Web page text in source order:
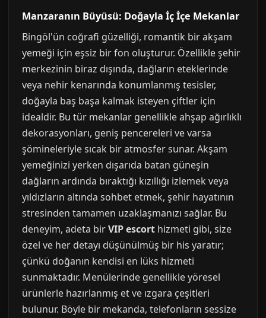
Manzaranın Büyüsü: Doğayla İç İçe Mekanlar
Bingöl'ün coğrafi güzelliği, romantik bir akşam
yemeği için eşsiz bir fon oluşturur. Özellikle şehir
merkezinin biraz dışında, dağların eteklerinde
veya nehir kenarında konumlanmış tesisler,
doğayla baş başa kalmak isteyen çiftler için
idealdir. Bu tür mekanlar genellikle ahşap ağırlıklı
dekorasyonları, geniş pencereleri ve varsa
şömineleriyle sıcak bir atmosfer sunar. Akşam
yemeğinizi yerken dışarıda batan güneşin
dağların ardında bıraktığı kızıllığı izlemek veya
yıldızların altında sohbet etmek, şehir hayatının
stresinden tamamen uzaklaşmanızı sağlar. Bu
deneyim, adeta birVIP escort hizmeti gibi, size
özel ve her detayı düşünülmüş bir his yaratır;
çünkü doğanın kendisi en lüks hizmeti
sunmaktadır. Menülerinde genellikle yöresel
ürünlerle hazırlanmış et ve ızgara çeşitleri
bulunur. Böyle bir mekanda, telefonların sessize